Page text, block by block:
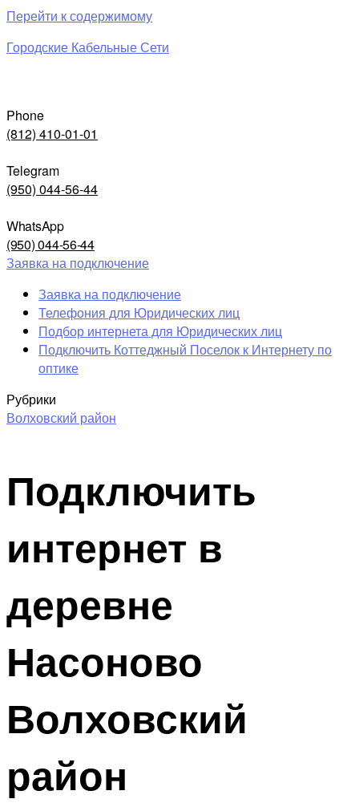
Перейти к содержимому
Городские Кабельные Сети
Phone
(812) 410-01-01
Telegram
(950) 044-56-44
WhatsApp
(950) 044-56-44
Заявка на подключение
Заявка на подключение
Телефония для Юридических лиц
Подбор интернета для Юридических лиц
Подключить Коттеджный Поселок к Интернету по
оптике
Рубрики
Волховский район
Подключить
интернет в
деревне
Насоново
Волховский
район